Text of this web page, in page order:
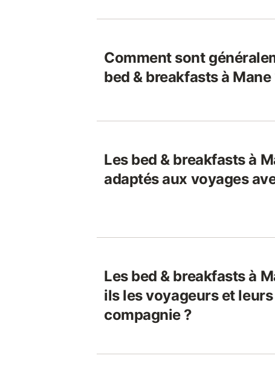
Comment sont
bed & breakfasts à Mane
Les bed & breakfasts à
adaptés aux voyages
Les bed & breakfasts à
ils les voyageurs et
compagnie ?